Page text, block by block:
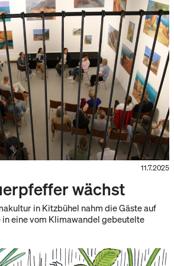
11.7.2025
wächst
in Kitzbühel nahm die Gäste auf
eine vom Klimawandel gebeutelte